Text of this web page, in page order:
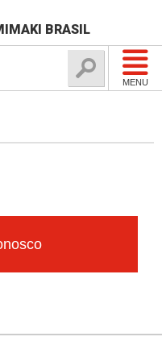
BRASIL
MENU